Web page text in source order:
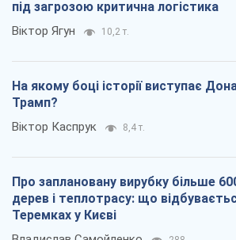
під загрозою критична логістика
Віктор Ягун 10,2 т.
На якому боці історії виступає
Трамп?
Віктор Каспрук 8,4 т.
Про заплановану вирубку більше
дерев і теплотрасу: що
Теремках у Києві